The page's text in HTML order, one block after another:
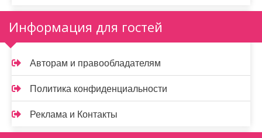
Информация для гостей
Авторам и правообладателям
Политика конфиденциальности
Реклама и Контакты